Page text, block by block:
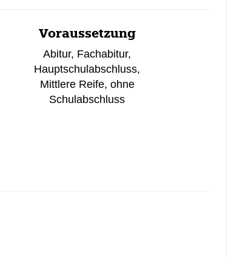
Voraussetzung
Abitur, Fachabitur,
Hauptschulabschluss,
Mittlere Reife, ohne
Schulabschluss